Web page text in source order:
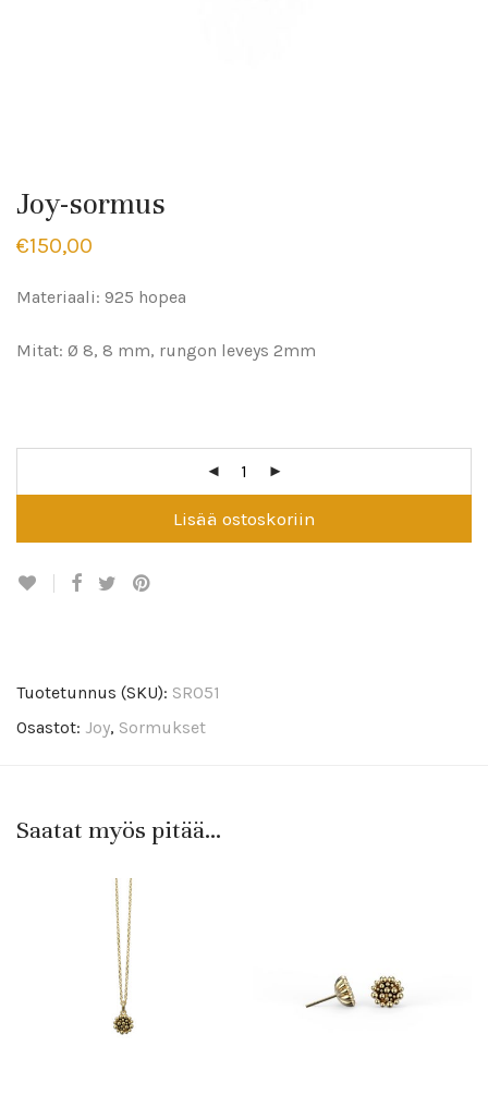
Joy-sormus
€150,00
Materiaali: 925 hopea
Mitat: Ø 8, 8 mm, rungon leveys 2mm
Lisää ostoskoriin
Tuotetunnus (SKU): SR051
Osastot: Joy, Sormukset
Saatat myös pitää...